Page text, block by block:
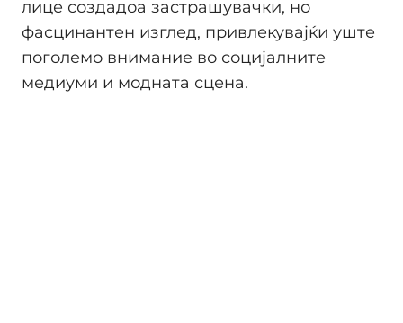
лице создадоа застрашувачки, но
фасцинантен изглед, привлекувајќи уште
поголемо внимание во социјалните
медиуми и модната сцена.